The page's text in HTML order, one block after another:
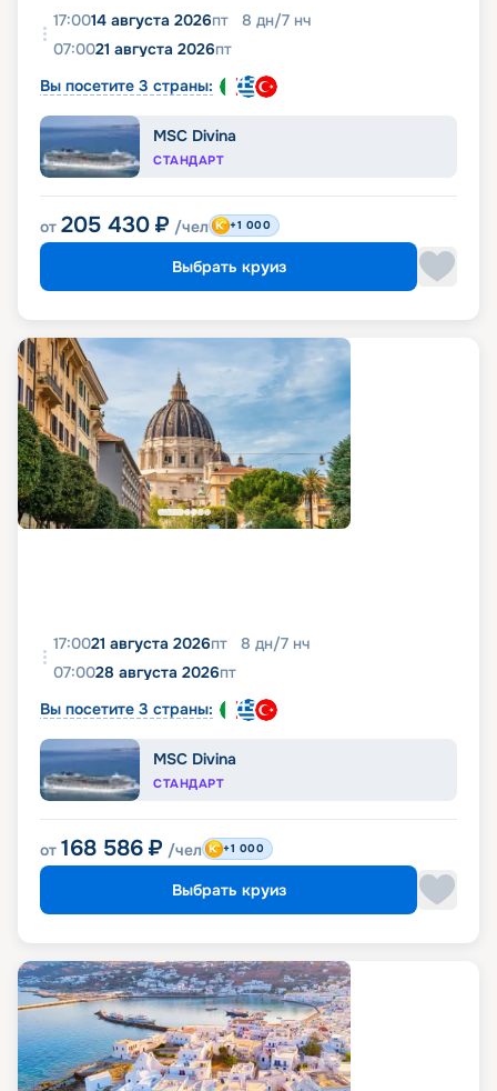
17:0014 августа 2026пт 8 дн/7 нч
07:0021 августа 2026пт
Вы посетите 3 страны:
MSC Divina
СТАНДАРТ
от 205 430 ₽ /чел +1 000
Выбрать круиз
17:0021 августа 2026пт 8 дн/7 нч
07:0028 августа 2026пт
Вы посетите 3 страны:
MSC Divina
СТАНДАРТ
от 168 586 ₽ /чел +1 000
Выбрать круиз